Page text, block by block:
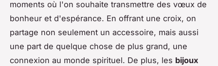
moments où l'on souhaite transmettre des vœux de
bonheur et d'espérance. En offrant une croix, on
partage non seulement un accessoire, mais aussi
une part de quelque chose de plus grand, une
connexion au monde spirituel. De plus, les bijoux